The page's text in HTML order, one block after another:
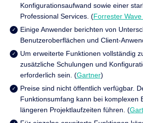
Konfigurationsaufwand sowie einer
Professional Services. (Forrester
Einige Anwender berichten von
Benutzeroberflächen und Client-
Um erweiterte Funktionen vollständig
zusätzliche Schulungen und
erforderlich sein. (Gartner)
Preise sind nicht öffentlich verfügbar.
Funktionsumfang kann bei komplexen
längeren Projektlaufzeiten führen. (